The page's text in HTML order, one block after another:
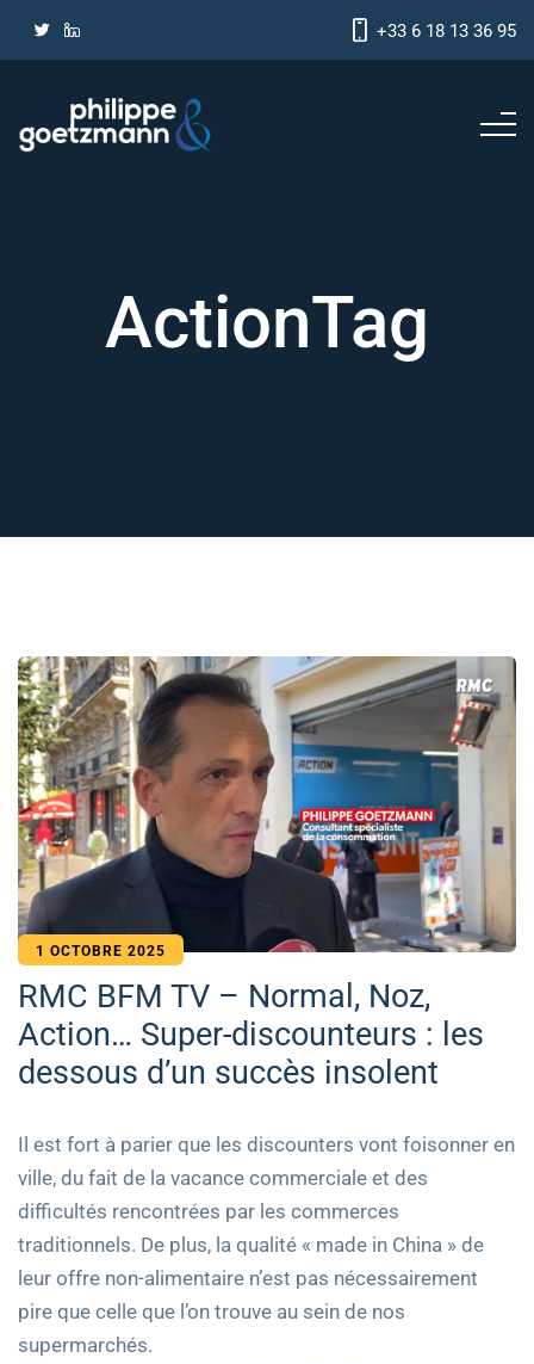
+33 6 18 13 36 95
ActionTag
1 OCTOBRE 2025
RMC BFM TV – Normal, Noz,
Action… Super-discounteurs : les
dessous d’un succès insolent
Il est fort à parier que les discounters vont foisonner en
ville, du fait de la vacance commerciale et des
difficultés rencontrées par les commerces
traditionnels. De plus, la qualité « made in China » de
leur offre non-alimentaire n’est pas nécessairement
pire que celle que l’on trouve au sein de nos
supermarchés.